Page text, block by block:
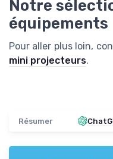
Notre
équipements
Pour aller plus loin,
mini projecteurs.
Résumer